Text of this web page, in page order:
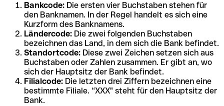
Bankcode: Die ersten vier Buchstaben stehen für
den Banknamen. In der Regel handelt es sich eine
Kurzform des Banknamens.
Ländercode: Die zwei folgenden Buchstaben
bezeichnen das Land, in dem sich die Bank befindet.
Standortcode: Diese zwei Zeichen setzen sich aus
Buchstaben oder Zahlen zusammen. Er gibt an, wo
sich der Hauptsitz der Bank befindet.
Filialcode: Die letzten drei Ziffern bezeichnen eine
bestimmte Filiale. “XXX" steht für den Hauptsitz der
Bank.